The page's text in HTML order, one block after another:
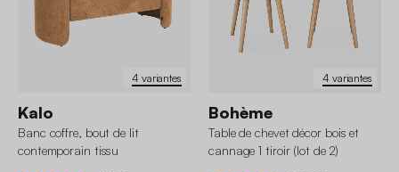
4 variantes
Kalo
Banc coffre, bout de lit
contemporain tissu
4 variantes
Bohème
Table de chevet décor bois et
cannage 1 tiroir (lot de 2)